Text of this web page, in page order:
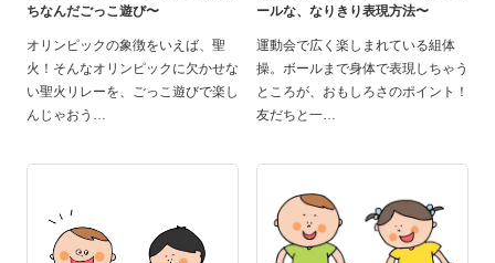
ちなんだごっこ遊び〜
オリンピックの象徴をいえば、聖
火！そんなオリンピックに欠かせな
い聖火リレーを、ごっこ遊びで楽し
んじゃおう
ールな、なりきり表現方法〜
運動会で広く楽しまれている組体
操。ボールまで身体で表現しちゃう
ところが、おもしろさのポイント！
友だちと一